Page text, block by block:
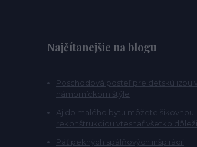
Najčítanejšie na blogu
Poschodová posteľ pre detskú izbu
námorníckom štýle
Aj do malého bytu môžete šikovnou
rekonštrukciou vtesnať všetko
Päť pekných spálňových inšpirácií